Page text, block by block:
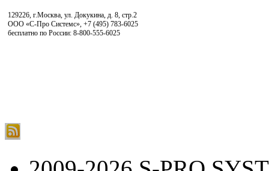
129226, г.Москва, ул. Докукина, д. 8, стр.2
ООО «С-Про Системс», +7 (495) 783-6025
бесплатно по России: 8-800-555-6025